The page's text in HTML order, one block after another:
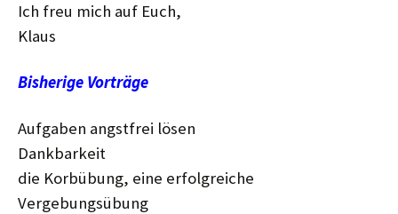
Ich freu mich auf Euch,
Klaus
Bisherige Vorträge
Aufgaben angstfrei lösen
Dankbarkeit
die Korbübung, eine erfolgreiche
Vergebungsübung